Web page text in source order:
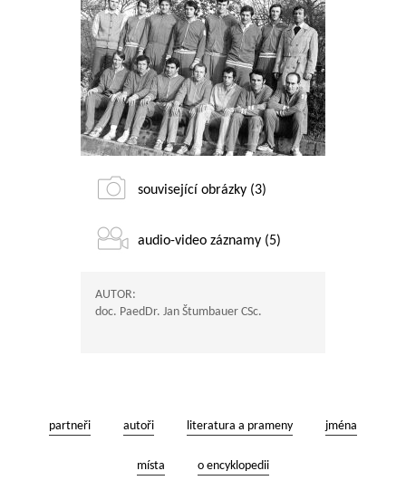
související obrázky (3)
audio-video záznamy (5)
AUTOR:
doc. PaedDr. Jan Štumbauer CSc.
partneři autoři literatura a prameny jména
místa o encyklopedii